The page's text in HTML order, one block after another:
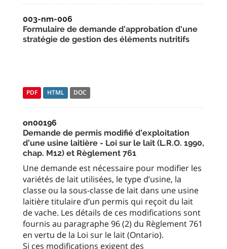
003-nm-006
Formulaire de demande d'approbation d'une
stratégie de gestion des éléments nutritifs
PDF HTML DOC
on00196
Demande de permis modifié d’exploitation
d’une usine laitière - Loi sur le lait (L.R.O. 1990,
chap. M12) et Règlement 761
Une demande est nécessaire pour modifier les
variétés de lait utilisées, le type d’usine, la
classe ou la sous-classe de lait dans une usine
laitière titulaire d’un permis qui reçoit du lait
de vache. Les détails de ces modifications sont
fournis au paragraphe 96 (2) du Règlement 761
en vertu de la Loi sur le lait (Ontario).
Si ces modifications exigent des